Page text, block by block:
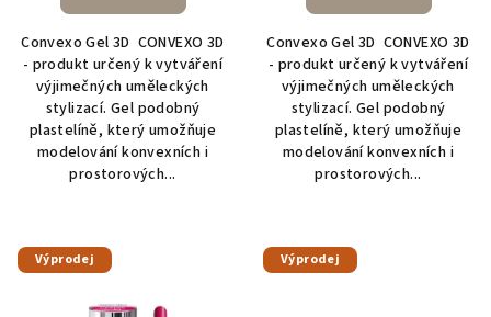
Convexo Gel 3D CONVEXO 3D
- produkt určený k vytváření
výjimečných uměleckých
stylizací. Gel podobný
plastelíně, který umožňuje
modelování konvexních i
prostorových...
Convexo Gel 3D CONVEXO 3D
- produkt určený k vytváření
výjimečných uměleckých
stylizací. Gel podobný
plastelíně, který umožňuje
modelování konvexních i
prostorových...
Výprodej Výprodej